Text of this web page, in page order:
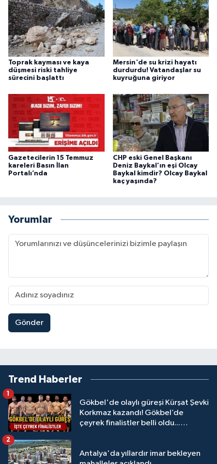
Toprak kayması ve kaya
düşmesi riski tahliye
sürecini başlattı
Mersin'de su krizi hayatı
durdurdu! Vatandaşlar su
kuyruğuna giriyor
Gazetecilerin 15 Temmuz
kareleri Basın İlan
Portalı’nda
CHP eski Genel Başkanı
Deniz Baykal’ın eşi Olcay
Baykal kimdir? Olcay Baykal
kaç yaşında?
Yorumlar
Gönder
Trend Haberler
Gökbel'de olaylı güreşi Kürşat Şevki
Korkmaz kazandı! Gökbel’de
çeyrek finalistler belli oldu...
1
Antalya'da yıllardır imar bekleyen
2